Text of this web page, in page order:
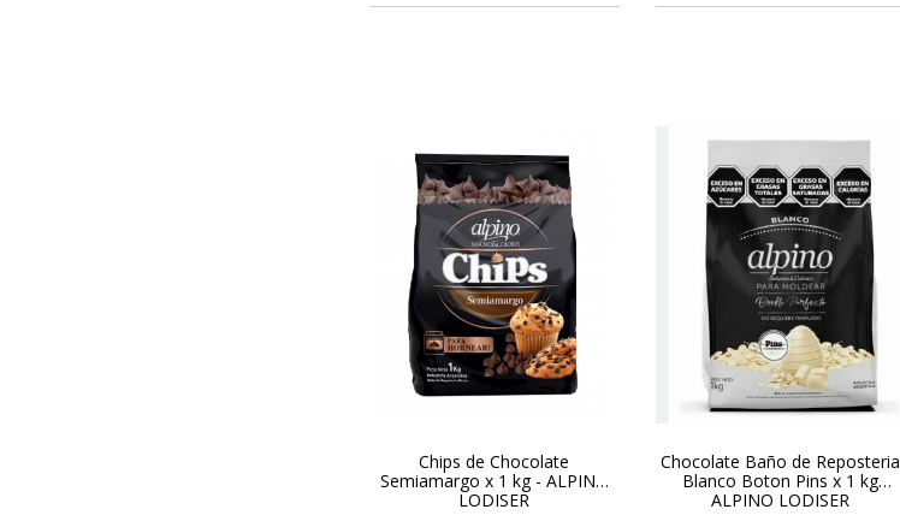
Chips de Chocolate
Semiamargo x 1 kg - ALPINO
LODISER
Chocolate Baño de Reposteria
Blanco Boton Pins x 1 kg
ALPINO LODISER